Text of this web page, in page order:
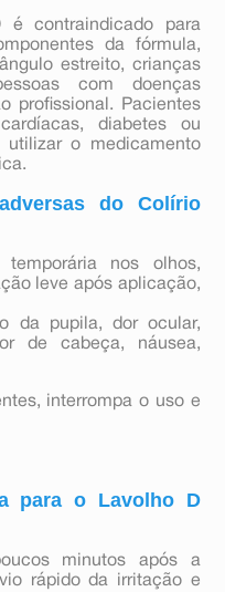
contraindicado para
da fórmula,
estreito, crianças
com doenças
profissional. Pacientes
diabetes ou
utilizar o medicamento
do Colírio
temporária nos olhos,
leve após aplicação,
da pupila, dor ocular,
de cabeça, náusea,
interrompa o uso e
para o Lavolho D
minutos após a
rápido da irritação e